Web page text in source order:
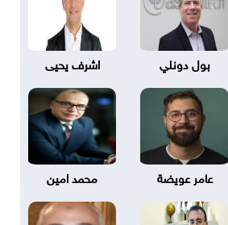
بول دونلي اشرف يحيى
عامر عويضة محمد امين